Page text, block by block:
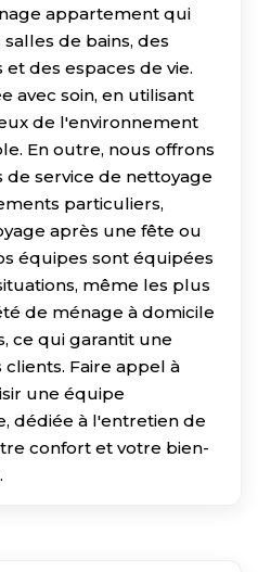
appartement qui
de bains, des
des espaces de vie.
avec soin, en utilisant
de l'environnement
En outre, nous offrons
service de nettoyage
particuliers,
après une fête ou
équipes sont équipées
même les plus
de ménage à domicile
ce qui garantit une
Faire appel à
une équipe
dédiée à l'entretien de
confort et votre bien-